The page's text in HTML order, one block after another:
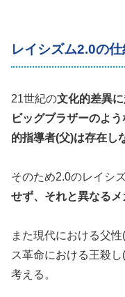
レイシズム2.0の
21世紀の文化的差異
ビッグブラザーのよ
的指導者(父)は存在し
そのため2.0のレイシズ
せず、それと異なるメ
また現代における父
ス革命における王殺
考える。